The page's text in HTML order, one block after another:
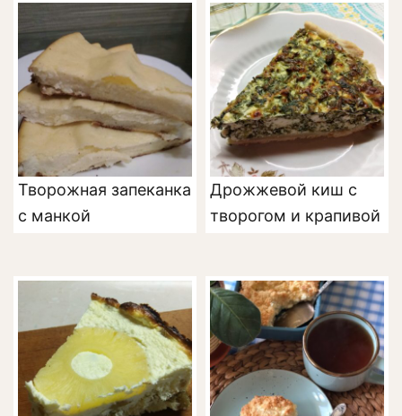
Творожная запеканка
с манкой
Дрожжевой киш с
творогом и крапивой